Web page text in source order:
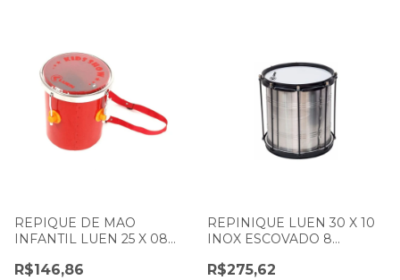
REPIQUE DE MAO
INFANTIL LUEN 25 X 08
PELE TRANSPARENTE
R$146,86
REPINIQUE LUEN 30 X 10
INOX ESCOVADO 8
R$275,62